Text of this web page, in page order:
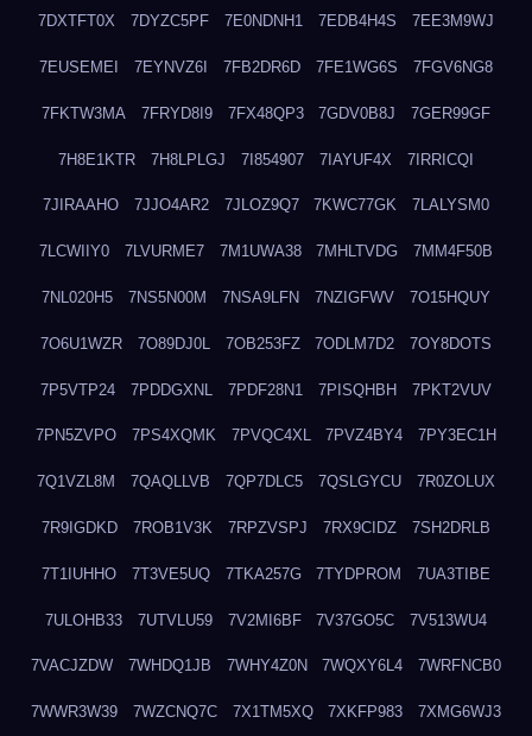
7DXTFT0X 7DYZC5PF 7E0NDNH1 7EDB4H4S 7EE3M9WJ
7EUSEMEI 7EYNVZ6I 7FB2DR6D 7FE1WG6S 7FGV6NG8
7FKTW3MA 7FRYD8I9 7FX48QP3 7GDV0B8J 7GER99GF
7H8E1KTR 7H8LPLGJ 7I854907 7IAYUF4X 7IRRICQI
7JIRAAHO 7JJO4AR2 7JLOZ9Q7 7KWC77GK 7LALYSM0
7LCWIIY0 7LVURME7 7M1UWA38 7MHLTVDG 7MM4F50B
7NL020H5 7NS5N00M 7NSA9LFN 7NZIGFWV 7O15HQUY
7O6U1WZR 7O89DJ0L 7OB253FZ 7ODLM7D2 7OY8DOTS
7P5VTP24 7PDDGXNL 7PDF28N1 7PISQHBH 7PKT2VUV
7PN5ZVPO 7PS4XQMK 7PVQC4XL 7PVZ4BY4 7PY3EC1H
7Q1VZL8M 7QAQLLVB 7QP7DLC5 7QSLGYCU 7R0ZOLUX
7R9IGDKD 7ROB1V3K 7RPZVSPJ 7RX9CIDZ 7SH2DRLB
7T1IUHHO 7T3VE5UQ 7TKA257G 7TYDPROM 7UA3TIBE
7ULOHB33 7UTVLU59 7V2MI6BF 7V37GO5C 7V513WU4
7VACJZDW 7WHDQ1JB 7WHY4Z0N 7WQXY6L4 7WRFNCB0
7WWR3W39 7WZCNQ7C 7X1TM5XQ 7XKFP983 7XMG6WJ3